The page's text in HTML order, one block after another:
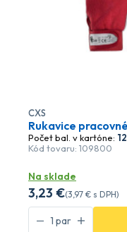
CXS
Rukavice
Počet bal. v kartóne: 12
Kód tovaru: 109800
Na sklade
3,23 €(3,97 € s DPH)